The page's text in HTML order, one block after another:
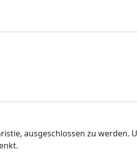
ausgeschlossen zu werden.